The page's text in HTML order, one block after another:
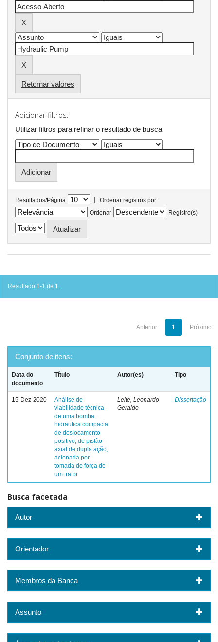
Retornar valores
Adicionar filtros:
Utilizar filtros para refinar o resultado de busca.
Resultados/Página |
Ordenar registros por
Ordenar
Registro(s)
Resultado 1-1 de 1.
Anterior 1 Próximo
Conjunto de itens:
Data do
documento
Título Autor(es) Tipo
15-Dez-2020
Análise de
viabilidade técnica
de uma bomba
hidráulica compacta
de deslocamento
positivo, de pistão
axial de dupla ação,
acionada por
tomada de força de
um trator
Leite, Leonardo
Geraldo
Dissertação
Busca facetada
Autor
Orientador
Membros da Banca
Assunto